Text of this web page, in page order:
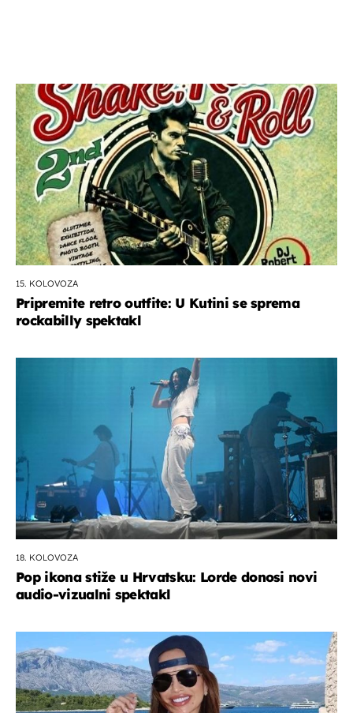
15. KOLOVOZA
Pripremite retro outfite: U Kutini se sprema
rockabilly spektakl
18. KOLOVOZA
Pop ikona stiže u Hrvatsku: Lorde donosi novi
audio-vizualni spektakl